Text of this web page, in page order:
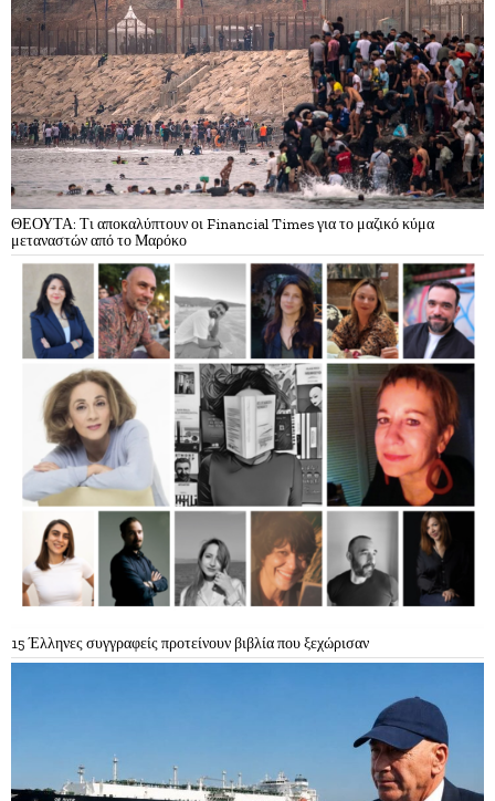
ΘΕΟΥΤΑ: Τι αποκαλύπτουν οι Financial Times για το μαζικό κύμα
μεταναστών από το Μαρόκο
15 Έλληνες συγγραφείς προτείνουν βιβλία που ξεχώρισαν